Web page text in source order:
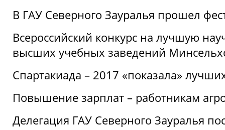
В ГАУ Северного Зауралья прошел
Всероссийский конкурс на лучшую
высших учебных заведений
Спартакиада – 2017 «показала»
Повышение зарплат – работникам
Делегация ГАУ Северного Зауралья